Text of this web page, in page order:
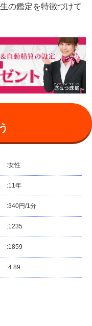
の鑑定を特徴づけて
:女性
:11年
:340円/1分
:1235
:1859
:4.89